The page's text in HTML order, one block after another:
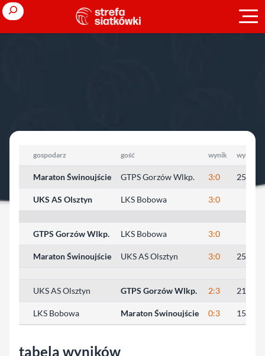
Przejdź
do
treści
Search
gospodarz gość wynik wyniki
Maraton Świnoujście GTPS Gorzów Wlkp. 3:0 25:23,
UKS AS Olsztyn LKS Bobowa 3:0
GTPS Gorzów Wlkp. LKS Bobowa 3:0
Maraton Świnoujście UKS AS Olsztyn 3:0 25:22,
UKS AS Olsztyn GTPS Gorzów Wlkp. 2:3 21:25,
LKS Bobowa Maraton Świnoujście 0:3 15:25,
tabela wyników